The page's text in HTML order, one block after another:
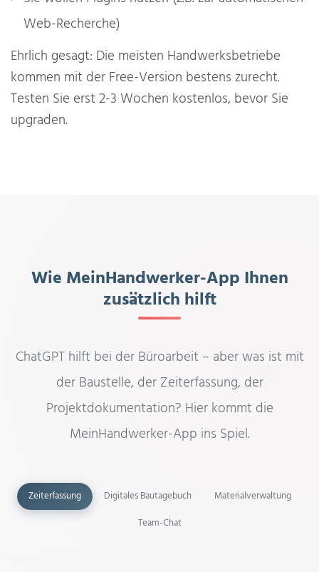
Web-Recherche)
Ehrlich gesagt: Die meisten Handwerksbetriebe
kommen mit der Free-Version bestens zurecht.
Testen Sie erst 2-3 Wochen kostenlos, bevor Sie
upgraden.
Wie MeinHandwerker-App Ihnen
zusätzlich hilft
ChatGPT hilft bei der Büroarbeit – aber was ist mit
der Baustelle, der Zeiterfassung, der
Projektdokumentation? Hier kommt die
MeinHandwerker-App ins Spiel.
Zeiterfassung Digitales Bautagebuch
Materialverwaltung
Team-Chat